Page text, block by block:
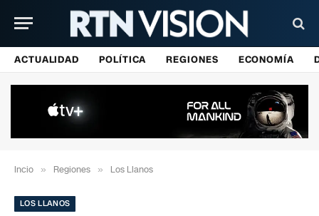
ACTUALIDAD POLÍTICA REGIONES ECONOMÍA
Incio » Regiones » Los Llanos
LOS LLANOS